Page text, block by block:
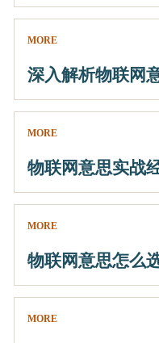
MORE
深入解析物联网
MORE
物联网意思实战
MORE
物联网意思怎么
MORE